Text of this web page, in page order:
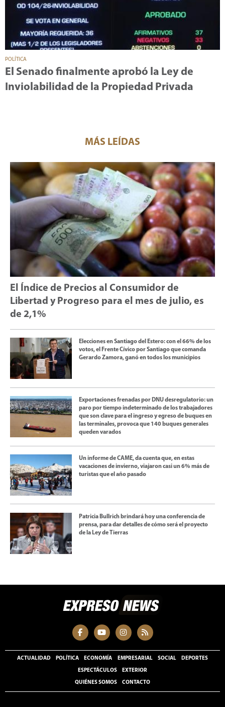
POLÍTICA
El Senado finalmente aprobó la Ley de
Inviolabilidad de la Propiedad Privada
MÁS LEÍDAS
El Índice de Precios al Consumidor de
Libertad y Progreso para el mes de julio, es
de 2,1%
Elecciones en Santiago del Estero: con el 66% de los
votos, el Frente Cívico por Santiago que comanda
Gerardo Zamora, ganó en todos los municipios
Exportaciones frenadas por DNU desregulatorio: un
paro por tiempo indeterminado de los trabajadores
que son clave para el ingreso y egreso de buques en
las terminales, provoca que 140 buques generales
queden varados
Un informe de CAME, da cuenta que, en estas
vacaciones de invierno, viajaron casi un 6% más de
turistas que el año pasado
Patricia Bullrich brindará hoy una conferencia de
prensa, para dar detalles de cómo será el proyecto
de la Ley de Tierras
ACTUALIDAD POLÍTICA ECONOMÍA EMPRESARIAL SOCIAL DEPORTES
ESPECTÁCULOS EXTERIOR
QUIÉNES SOMOS CONTACTO